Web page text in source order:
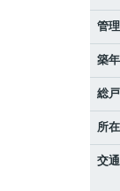
管
築
総
所
交通